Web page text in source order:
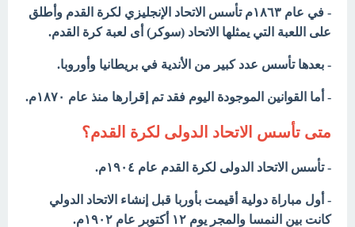
- في عام ١٨٦٣م تأسس الاتحاد الإنجليزي لكرة القدم وأطلق
على اللعبة التي يمثلها الاتحاد (سوكر) أى لعبة كرة القدم.
- بعدها تأسس عدد كبير من الأندية في بريطانيا وأوروبا.
- أما القوانين الموجودة اليوم فقد تم إقرارها منذ عام ۱۸۷۰م.
متى تأسس الاتحاد الدولى لكرة القدم؟
- تأسس الاتحاد الدولى لكرة القدم عام ١٩٠٤م.
- أول مباراة دولية أقيمت بأوربا قبل إنشاء الاتحاد الدولي
كانت بين النمسا والمجر يوم ۱۲ أكتوبر عام ١٩٠٢م.